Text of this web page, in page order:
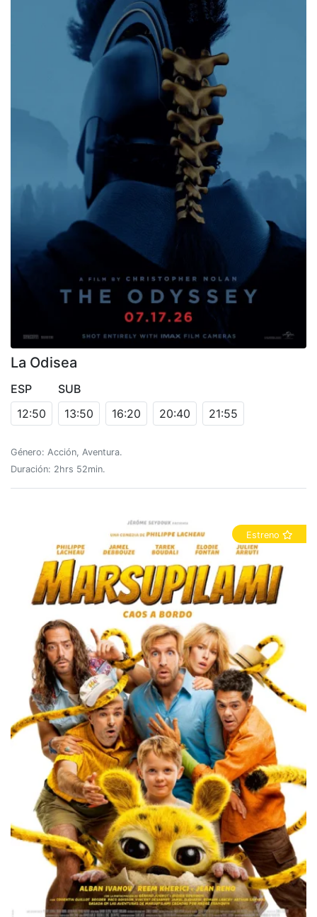
La Odisea
ESP
12:50
SUB
13:50
16:20 20:40 21:55
Género: Acción, Aventura.
Duración: 2hrs 52min.
Estreno